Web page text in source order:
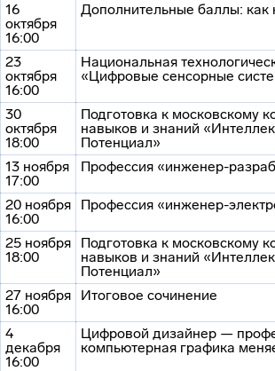
16
октября
16:00
Дополнительные баллы: как
23
октября
16:00
Национальная
«Цифровые сенсорные
30
октября
18:00
Подготовка к московскому
навыков и знаний
Потенциал»
13 ноября
17:00
Профессия «инженер-
20 ноября
16:00
Профессия «инженер-
25 ноября
18:00
Подготовка к московскому
навыков и знаний
Потенциал»
27 ноября
16:00
Итоговое сочинение
4
декабря
16:00
Цифровой дизайнер —
компьютерная графика